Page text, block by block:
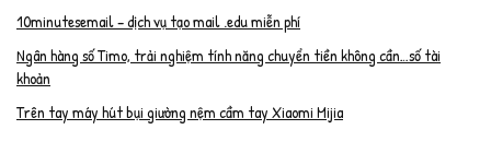
10minutesemail – dịch vụ tạo mail .edu miễn phí
Ngân hàng số Timo, trải nghiệm tính năng chuyển tiền không cần…số tài
khoản
Trên tay máy hút bụi giường nệm cầm tay Xiaomi Mijia